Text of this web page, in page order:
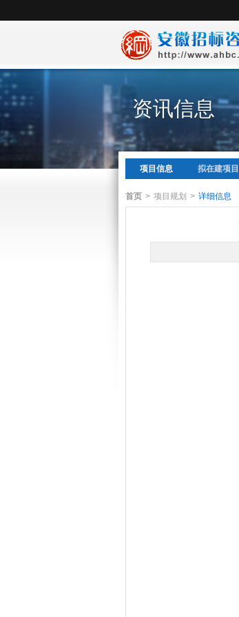
资讯信息
项目信息 拟在建项目
首页 > 项目规划 > 详细信息